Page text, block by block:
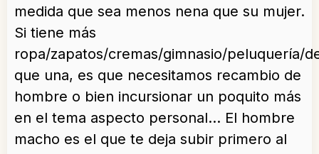
medida que sea menos nena que su mujer.
Si tiene más
ropa/zapatos/cremas/gimnasio/peluquería/
que una, es que necesitamos recambio de
hombre o bien incursionar un poquito más
en el tema aspecto personal… El hombre
macho es el que te deja subir primero al